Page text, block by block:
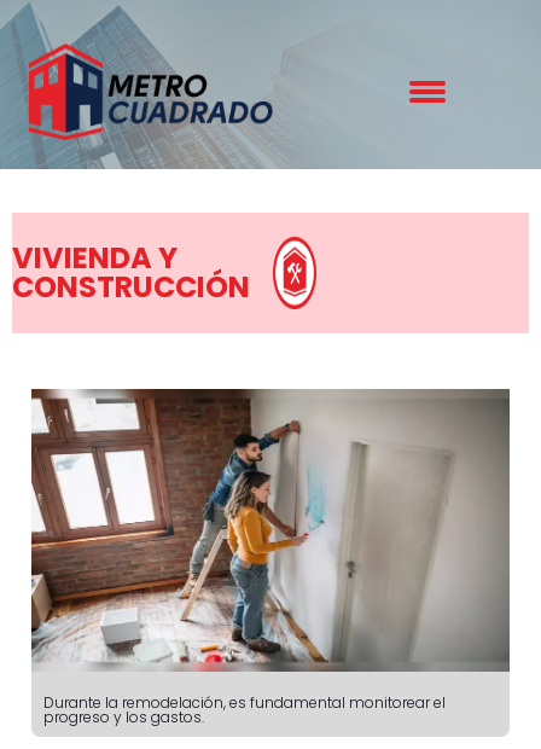
VIVIENDA Y
CONSTRUCCIÓN
Durante la remodelación, es fundamental monitorear el
progreso y los gastos.